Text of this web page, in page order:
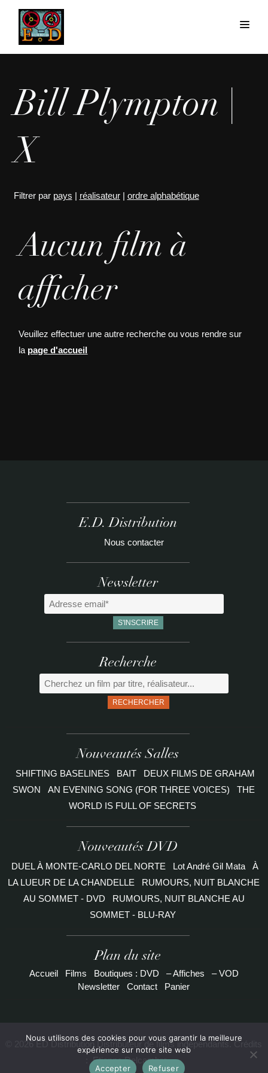
Bill Plympton |
X
Filtrer par pays | réalisateur| ordre alphabétique
Aucun film à
afficher
Veuillez effectuer une autre recherche ou vous rendre sur
la page d'accueil
E.D. Distribution
Nous contacter
Newsletter
Recherche
RECHERCHER
Nouveautés Salles
SHIFTING BASELINES BAIT
DEUX FILMS DE GRAHAM
SWON
AN EVENING SONG (FOR THREE VOICES)
THE
WORLD IS FULL OF SECRETS
Nouveautés DVD
DUEL À MONTE-CARLO DEL NORTE Lot André Gil Mata
À
LA LUEUR DE LA CHANDELLE
RUMOURS, NUIT BLANCHE
AU SOMMET - DVD
RUMOURS, NUIT BLANCHE AU
SOMMET - BLU-RAY
Plan du site
Accueil Films Boutiques : DVD – Affiches
– VOD
Newsletter
Contact Panier
© 2026 ED Distribution Distributeur de films indépendants. Crédits
Etienne Delcambre
Nous utilisons des cookies pour vous garantir la meilleure
expérience sur notre site web
Accepter
Refuser